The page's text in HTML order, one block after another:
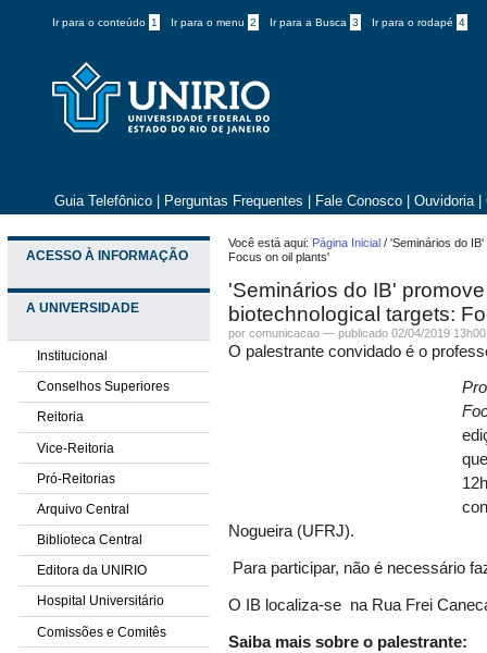
Ir para o conteúdo 1 Ir para o menu 2 Ir para a Busca 3 Ir para o rodapé 4
Guia Telefônico Perguntas Frequentes Fale Conosco Ouvidoria
ACESSO À INFORMAÇÃO
A UNIVERSIDADE
Institucional
Conselhos Superiores
Reitoria
Vice-Reitoria
Pró-Reitorias
Arquivo Central
Biblioteca Central
Editora da UNIRIO
Hospital Universitário
Comissões e Comitês
Você está aqui: Página Inicial /'Seminários do
Focus on oil plants'
'Seminários do IB'
biotechnological targets:
por comunicacao —publicado 02/04/2019
O palestrante convidado é o
Nogueira (UFRJ).
Para participar, não é necessário
O IB localiza-se na Rua Frei
Saiba mais sobre o palestrante: